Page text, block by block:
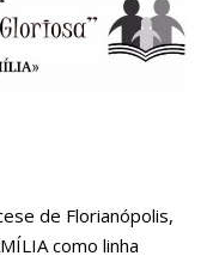
de Florianópolis,
como linha